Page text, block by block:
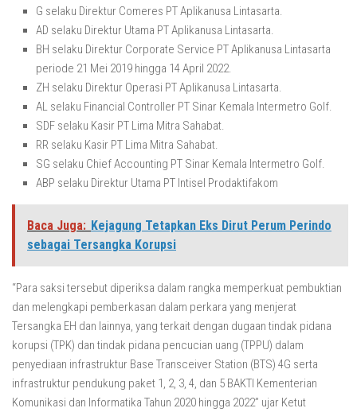
G selaku Direktur Comeres PT Aplikanusa Lintasarta.
AD selaku Direktur Utama PT Aplikanusa Lintasarta.
BH selaku Direktur Corporate Service PT Aplikanusa Lintasarta
periode 21 Mei 2019 hingga 14 April 2022.
ZH selaku Direktur Operasi PT Aplikanusa Lintasarta.
AL selaku Financial Controller PT Sinar Kemala Intermetro Golf.
SDF selaku Kasir PT Lima Mitra Sahabat.
RR selaku Kasir PT Lima Mitra Sahabat.
SG selaku Chief Accounting PT Sinar Kemala Intermetro Golf.
ABP selaku Direktur Utama PT Intisel Prodaktifakom
Baca Juga: Kejagung Tetapkan Eks Dirut Perum Perindo
sebagai Tersangka Korupsi
“Para saksi tersebut diperiksa dalam rangka memperkuat pembuktian
dan melengkapi pemberkasan dalam perkara yang menjerat
Tersangka EH dan lainnya, yang terkait dengan dugaan tindak pidana
korupsi (TPK) dan tindak pidana pencucian uang (TPPU) dalam
penyediaan infrastruktur Base Transceiver Station (BTS) 4G serta
infrastruktur pendukung paket 1, 2, 3, 4, dan 5 BAKTI Kementerian
Komunikasi dan Informatika Tahun 2020 hingga 2022” ujar Ketut